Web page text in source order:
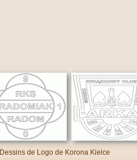
Dessins de Logo de Korona Kielce